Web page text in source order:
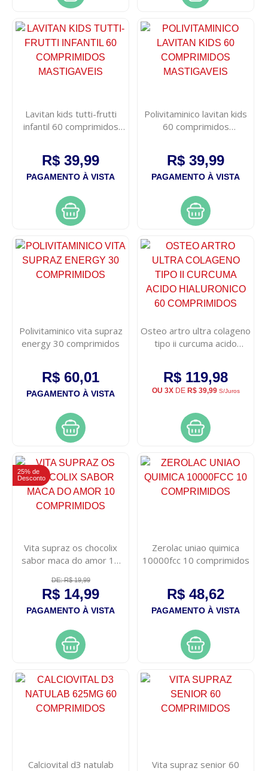
Lavitan kids tutti-frutti
infantil 60 comprimidos
R$ 39,99
PAGAMENTO À VISTA
Polivitaminico lavitan kids
60 comprimidos
R$ 39,99
PAGAMENTO À VISTA
Polivitaminico vita supraz
energy 30 comprimidos
R$ 60,01
PAGAMENTO À VISTA
Osteo artro ultra colageno
tipo ii curcuma acido
R$ 119,98
OU 3XDE R$ 39,99S/Juros
25% de
Desconto
Vita supraz os chocolix
sabor maca do amor 10
DE: R$ 19,99
R$ 14,99
PAGAMENTO À VISTA
Zerolac uniao quimica
10000fcc 10 comprimidos
R$ 48,62
PAGAMENTO À VISTA
Calciovital d3 natulab Vita supraz senior 60